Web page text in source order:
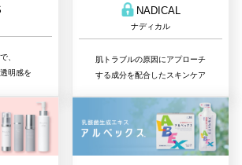
、
明感を
NADICAL
ナディカル
肌トラブルの原因にアプローチ
する成分を配合したスキンケア